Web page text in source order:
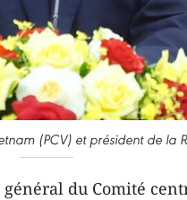
(PCV) et président de la
du Comité